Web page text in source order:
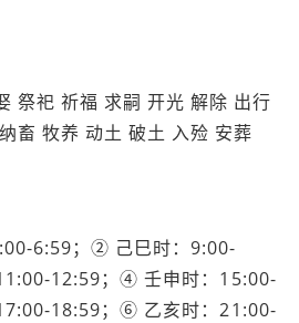
祭祀 祈福 求嗣 开光 解除 出行
畜 牧养 动土 破土 入殓 安葬
6:59；② 己巳时：9:00-
12:59；④ 壬申时：15:00-
18:59；⑥ 乙亥时：21:00-